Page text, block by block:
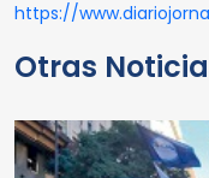
https://
Otras